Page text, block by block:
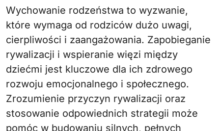
Wychowanie rodzeństwa to wyzwanie,
które wymaga od rodziców dużo uwagi,
cierpliwości i zaangażowania. Zapobieganie
rywalizacji i wspieranie więzi między
dziećmi jest kluczowe dla ich zdrowego
rozwoju emocjonalnego i społecznego.
Zrozumienie przyczyn rywalizacji oraz
stosowanie odpowiednich strategii może
pomóc w budowaniu silnych, pełnych